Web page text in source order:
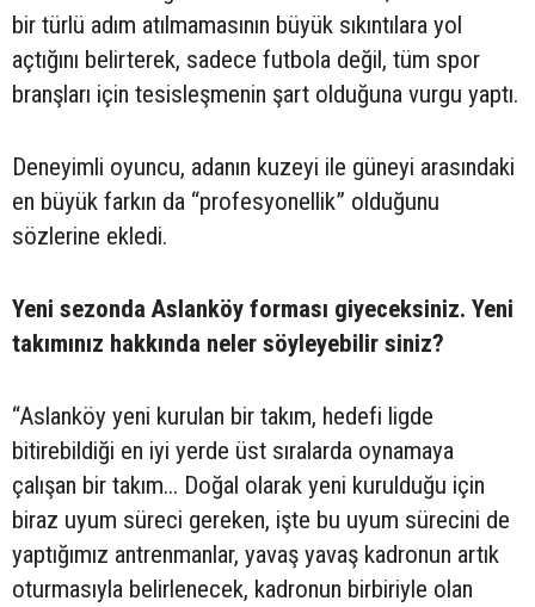
bir türlü adım atılmamasının büyük sıkıntılara yol
açtığını belirterek, sadece futbola değil, tüm spor
branşları için tesisleşmenin şart olduğuna vurgu yaptı.
Deneyimli oyuncu, adanın kuzeyi ile güneyi arasındaki
en büyük farkın da “profesyonellik” olduğunu
sözlerine ekledi.
Yeni sezonda Aslanköy forması giyeceksiniz. Yeni
takımınız hakkında neler söyleyebilir siniz?
“Aslanköy yeni kurulan bir takım, hedefi ligde
bitirebildiği en iyi yerde üst sıralarda oynamaya
çalışan bir takım... Doğal olarak yeni kurulduğu için
biraz uyum süreci gereken, işte bu uyum sürecini de
yaptığımız antrenmanlar, yavaş yavaş kadronun artık
oturmasıyla belirlenecek, kadronun birbiriyle olan